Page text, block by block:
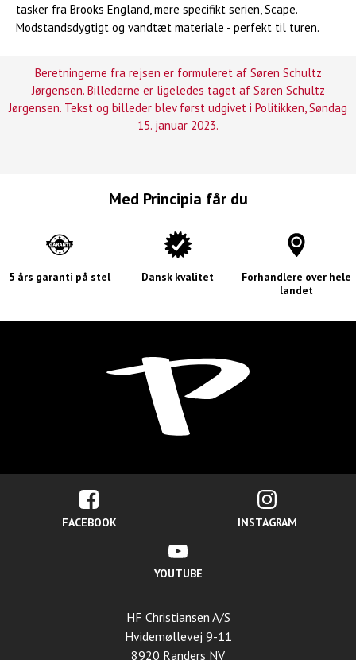
tasker fra Brooks England, mere specifikt serien, Scape.
Modstandsdygtigt og vandtæt materiale - perfekt til turen.
Beretningerne fra rejsen er formuleret af Søren Schultz
Jørgensen. Billederne er ligeledes taget af Søren Schultz
Jørgensen. Tekst og billeder blev først udgivet i Politikken, Søndag
15. januar 2023.
Med Principia får du
5 års garanti på stel Dansk kvalitet
Forhandlere over hele
landet
FACEBOOK INSTAGRAM
YOUTUBE
HF Christiansen A/S
Hvidemøllevej 9-11
8920 Randers NV